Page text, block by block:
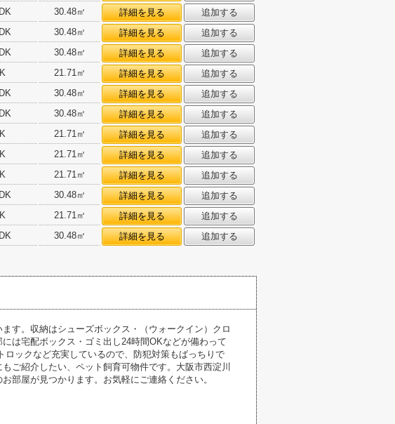
30.48㎡ 詳細を見る
追加する
30.48㎡ 詳細を見る
追加する
30.48㎡ 詳細を見る
追加する
21.71㎡ 詳細を見る
追加する
30.48㎡ 詳細を見る
追加する
30.48㎡ 詳細を見る
追加する
21.71㎡ 詳細を見る
追加する
21.71㎡ 詳細を見る
追加する
21.71㎡ 詳細を見る
追加する
30.48㎡ 詳細を見る
追加する
21.71㎡ 詳細を見る
追加する
30.48㎡ 詳細を見る 追加する
す。収納はシューズボックス・（ウォークイン）クロ
は宅配ボックス・ゴミ出し24時間OKなどが備わって
ックなど充実しているので、防犯対策もばっちりで
ご紹介したい、ペット飼育可物件です。大阪市西淀川
部屋が見つかります。お気軽にご連絡ください。